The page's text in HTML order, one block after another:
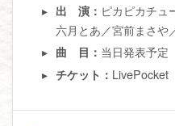
出 演： ピカピカチュ
六月とあ／宮前まさや
曲 目： 当日発表予定
チケット： LivePocket